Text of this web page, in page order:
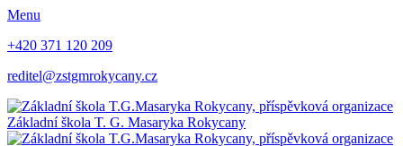
Menu
+420 371 120 209
reditel@zstgmrokycany.cz
Základní škola T. G. Masaryka Rokycany